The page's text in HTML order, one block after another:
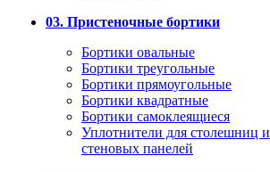
03. Пристеночные бортики
Бортики овальные
Бортики треугольные
Бортики прямоугольные
Бортики квадратные
Бортики самоклеящиеся
Уплотнители для столешниц и
стеновых панелей